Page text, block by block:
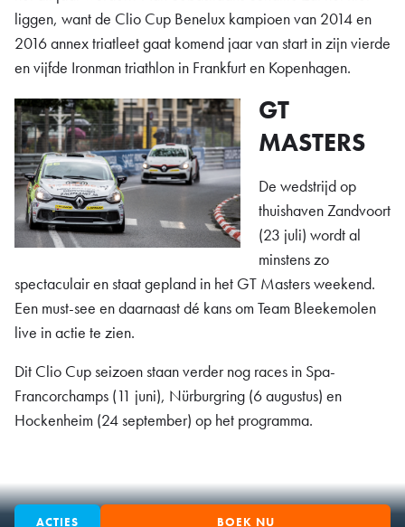
liggen, want de Clio Cup Benelux kampioen van 2014 en
2016 annex triatleet gaat komend jaar van start in zijn vierde
en vijfde Ironman triathlon in Frankfurt en Kopenhagen.
GT
MASTERS
De wedstrijd op
thuishaven Zandvoort
(23 juli) wordt al
minstens zo
spectaculair en staat gepland in het GT Masters weekend.
Een must-see en daarnaast dé kans om Team Bleekemolen
live in actie te zien.
Dit Clio Cup seizoen staan verder nog races in Spa-
Francorchamps (11 juni), Nürburgring (6 augustus) en
Hockenheim (24 september) op het programma.
ACTIES BOEK NU